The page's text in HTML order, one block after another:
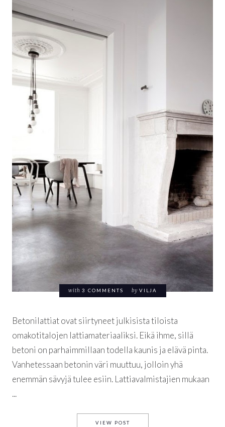
with 3 COMMENTS by VILJA
Betonilattiat ovat siirtyneet julkisista tiloista
omakotitalojen lattiamateriaaliksi. Eikä ihme, sillä
betoni on parhaimmillaan todella kaunis ja elävä pinta.
Vanhetessaan betonin väri muuttuu, jolloin yhä
enemmän sävyjä tulee esiin. Lattiavalmistajien mukaan
...
VIEW POSTKARHEANKAUNIS BETONI